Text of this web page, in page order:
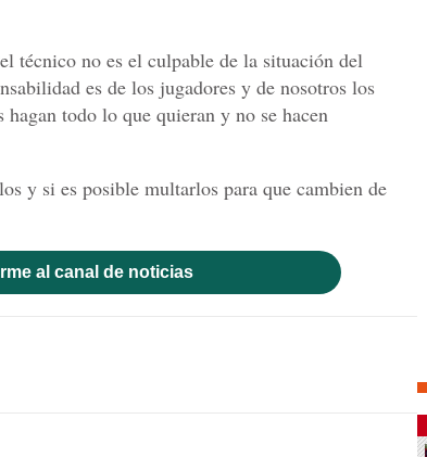
técnico no es el culpable de la situación del
es de los jugadores y de nosotros los
todo lo que quieran y no se hacen
y si es posible multarlos para que cambien de
al canal de noticias